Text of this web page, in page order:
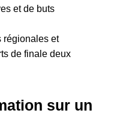
et de buts
régionales et
de finale deux
sur un